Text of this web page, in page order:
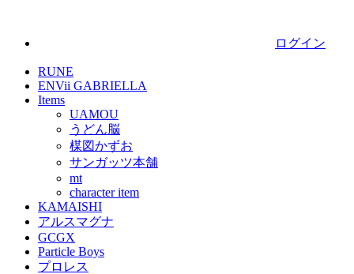
ログイン
RUNE
ENVii GABRIELLA
Items
UAMOU
うどん脳
楳図かずお
サンガッツ本舗
mt
character item
KAMAISHI
アルスマグナ
GCGX
Particle Boys
プロレス